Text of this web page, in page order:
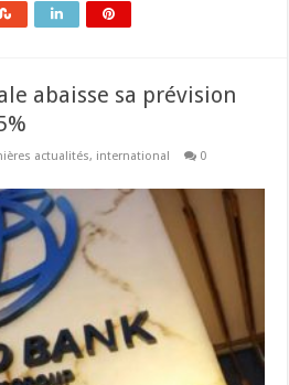
abaisse sa prévision
actualités, international
0